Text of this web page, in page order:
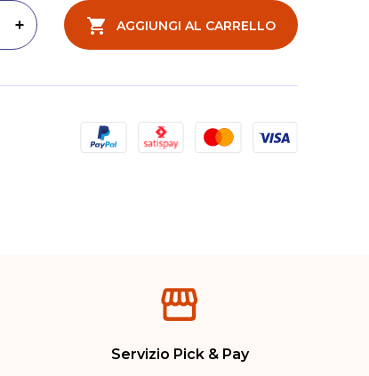
Aumenta quantità
quantità AGGIUNGI AL CARRELLO
Servizio Pick & Pay